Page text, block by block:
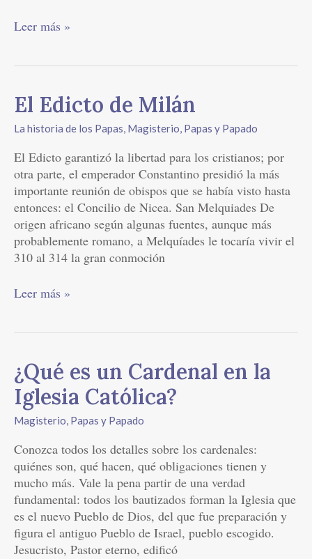
Leer más »
El Edicto de Milán
La historia de los Papas, Magisterio, Papas y Papado
El Edicto garantizó la libertad para los cristianos; por
otra parte, el emperador Constantino presidió la más
importante reunión de obispos que se había visto hasta
entonces: el Concilio de Nicea. San Melquiades De
origen africano según algunas fuentes, aunque más
probablemente romano, a Melquíades le tocaría vivir el
310 al 314 la gran conmoción
El
Edicto
de
Milán
Leer más »
¿Qué es un Cardenal en la
Iglesia Católica?
Magisterio, Papas y Papado
Conozca todos los detalles sobre los cardenales:
quiénes son, qué hacen, qué obligaciones tienen y
mucho más. Vale la pena partir de una verdad
fundamental: todos los bautizados forman la Iglesia que
es el nuevo Pueblo de Dios, del que fue preparación y
figura el antiguo Pueblo de Israel, pueblo escogido.
Jesucristo, Pastor eterno, edificó
¿Qué
es
un
Cardenal
la
Iglesia
Católica?